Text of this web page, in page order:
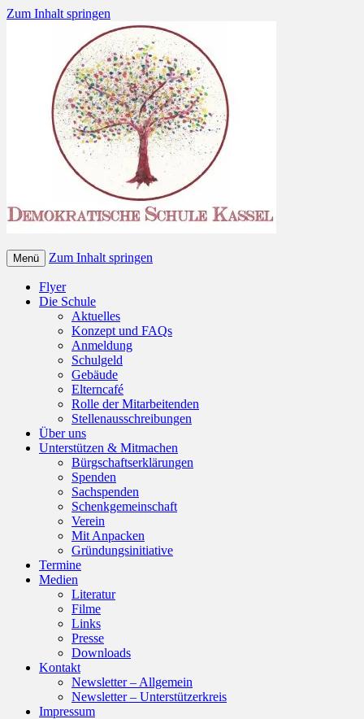
Zum Inhalt springen
Menü Zum Inhalt springen
Flyer
Die Schule
Aktuelles
Konzept und FAQs
Anmeldung
Schulgeld
Gebäude
Elterncafé
Rolle der Mitarbeitenden
Stellenausschreibungen
Über uns
Unterstützen & Mitmachen
Bürgschaftserklärungen
Spenden
Sachspenden
Schenkgemeinschaft
Verein
Mit Anpacken
Gründungsinitiative
Termine
Medien
Literatur
Filme
Links
Presse
Downloads
Kontakt
Newsletter – Allgemein
Newsletter – Unterstützerkreis
Impressum